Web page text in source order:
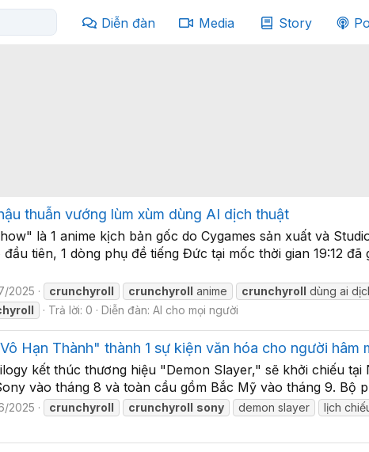
Diễn đàn Media Story
thuẫn vướng lùm xùm dùng AI dịch thuật
là 1 anime kịch bản gốc do Cygames sản xuất và
tiên, 1 dòng phụ đề tiếng Đức tại mốc thời gian 19:12 đã
2025 crunchyroll crunchyroll anime crunchyroll dùng ai
Trả lời: 0 Diễn đàn: AI cho mọi người
Hạn Thành" thành 1 sự kiện văn hóa cho người hâm
kết thúc thương hiệu "Demon Slayer," sẽ khởi chiếu
vào tháng 8 và toàn cầu gồm Bắc Mỹ vào tháng 9. Bộ
2025 crunchyroll crunchyroll sony demon slayer lịch